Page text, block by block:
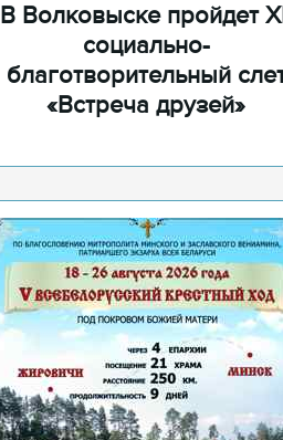
В Волковыске пройдет
социально-
благотворительный
«Встреча друзей»